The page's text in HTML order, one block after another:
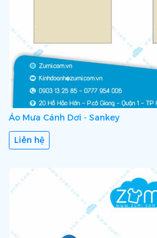
Áo Mưa Cánh Dơi - Sankey
Liên hệ